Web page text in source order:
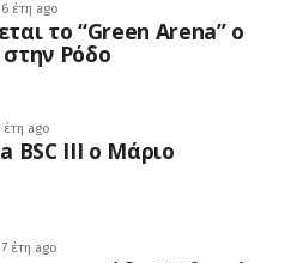
6 έτη ago
το “Green Arena” ο
Ρόδο
έτη ago
BSC III ο Μάριο
7 έτη ago